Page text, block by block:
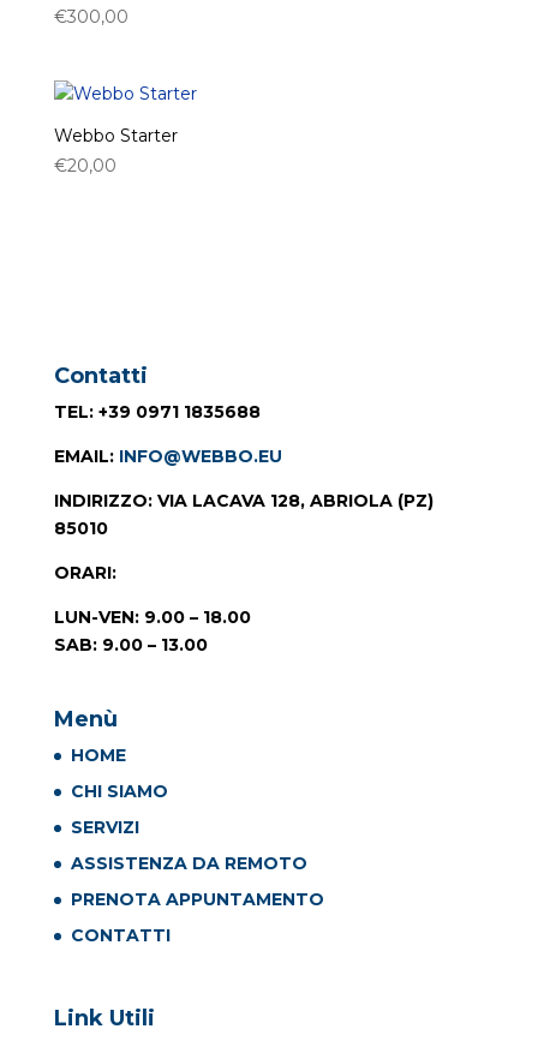
€300,00
Webbo Starter
€20,00
Contatti
TEL: +39 0971 1835688
EMAIL: INFO@WEBBO.EU
INDIRIZZO: VIA LACAVA 128, ABRIOLA (PZ)
85010
ORARI:
LUN-VEN: 9.00 – 18.00
SAB: 9.00 – 13.00
Menù
HOME
CHI SIAMO
SERVIZI
ASSISTENZA DA REMOTO
PRENOTA APPUNTAMENTO
CONTATTI
Link Utili